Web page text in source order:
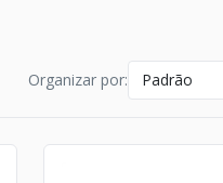
Organizar por: Padrão